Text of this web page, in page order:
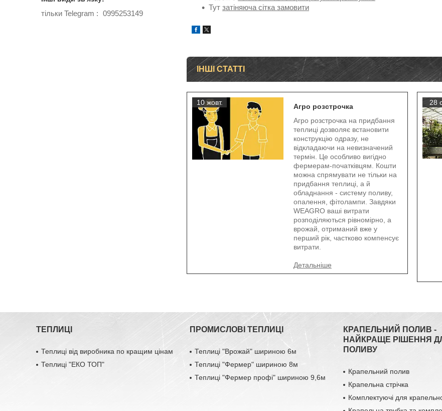
Тут затіняюча сітка замовити
ІНШІ СТАТТІ
10 жовт.
Агро розстрочка
Агро розстрочка на придбання
теплиці дозволяє встановити
конструкцію одразу, не
відкладаючи на невизначений
термін. Це особливо вигідно
фермерам-початківцям. Кошти
можна спрямувати не тільки на
придбання теплиці, а й
обладнання - систему поливу,
опалення, фітолампи. Завдяки
WEAGRO ваші витрати
розподіляються рівномірно, а
врожай, отриманий вже у
перший рік, частково компенсує
витрати.
28
тільки Telegram 0995253149
ТЕПЛИЦІ
Теплиці від виробника по кращим цінам
Теплиці "ЕКО ТОП"
ПРОМИСЛОВІ ТЕПЛИЦІ
Теплиці "Врожай" шириною 6м
Теплиці "Фермер" шириною 8м
Теплиці "Фермер профі" шириною 9,6м
КРАПЕЛЬНИЙ ПОЛИВ -
НАЙКРАЩЕ РІШЕННЯ
ПОЛИВУ
Крапельний полив
Крапельна стрічка
Комплектуючі для